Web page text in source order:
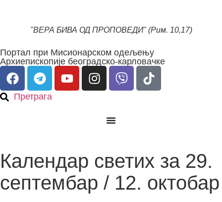
"ВЕРА БИВА ОД ПРОПОВЕДИ" (Рим. 10,17)
Портал при Мисионарском одељењу
Архиепископије београдско-карловачке
Претрага
Календар светих за 29.
септембар / 12. октобар